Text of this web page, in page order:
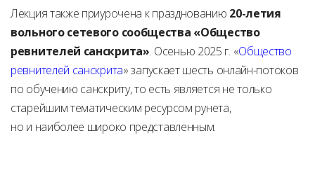
Лекция также приурочена к празднованию 20-летия
вольного сетевого сообщества «Общество
ревнителей санскрита». Осенью 2025 г. «Общество
ревнителей санскрита» запускает шесть онлайн-потоков
по обучению санскриту, то есть является не только
старейшим тематическим ресурсом рунета,
но и наиболее широко представленным.